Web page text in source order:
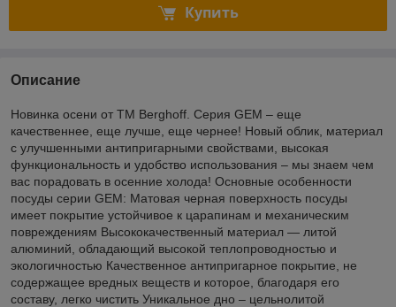
Купить
Описание
Новинка осени от ТМ Berghoff. Серия GEM – еще
качественнее, еще лучше, еще чернее! Новый облик, материал
с улучшенными антипригарными свойствами, высокая
функциональность и удобство использования – мы знаем чем
вас порадовать в осенние холода! Основные особенности
посуды серии GEM: Матовая черная поверхность посуды
имеет покрытие устойчивое к царапинам и механическим
повреждениям Высококачественный материал — литой
алюминий, обладающий высокой теплопроводностью и
экологичностью Качественное антипригарное покрытие, не
содержащее вредных веществ и которое, благодаря его
составу, легко чистить Уникальное дно – цельнолитой